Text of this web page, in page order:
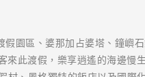
假園區、婆那加占婆塔、鐘
來此渡假，樂享逍遙的海邊